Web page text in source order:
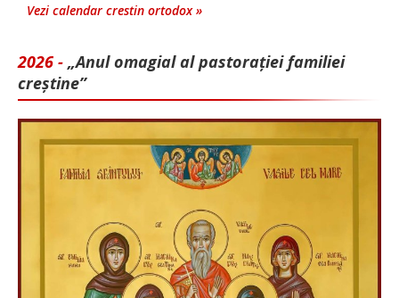
Vezi calendar crestin ortodox »
2026 - „Anul omagial al pastorației familiei
creștine”